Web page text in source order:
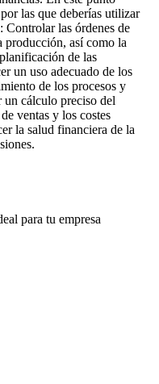
las que deberías utilizar
Controlar las órdenes de
producción, así como la
de las
un uso adecuado de los
de los procesos y
un cálculo preciso del
ventas y los costes
la salud financiera de la
para tu empresa